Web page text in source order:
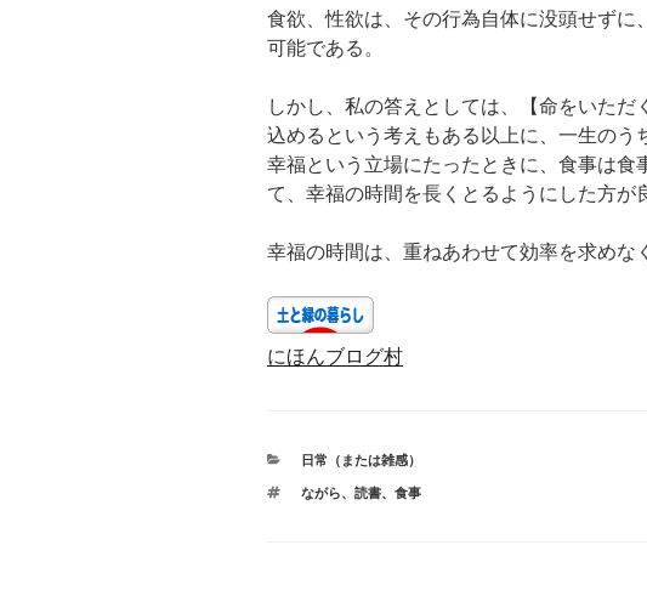
食欲、性欲は、その行為自体に没頭せずに
可能である。
しかし、私の答えとしては、【命をいただ
込めるという考えもある以上に、一生のう
幸福という立場にたったときに、食事は食
て、幸福の時間を長くとるようにした方が
幸福の時間は、重ねあわせて効率を求めな
にほんブログ村
カ
ゴ
日常（または雑感）
タ
ながら、 読書、 食事